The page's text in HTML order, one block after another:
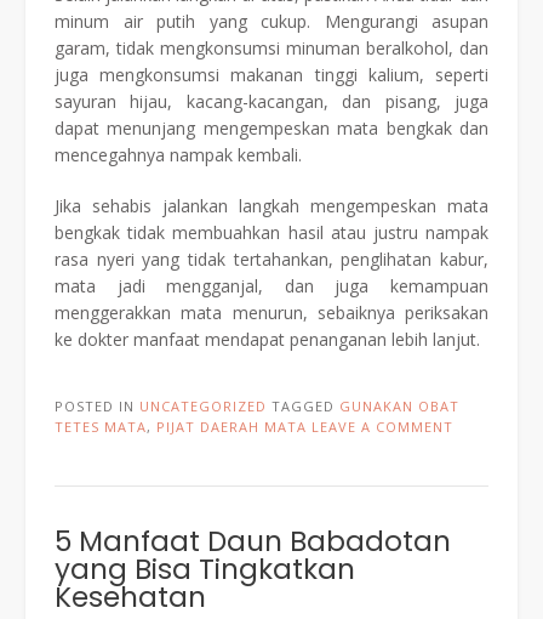
minum air putih yang cukup. Mengurangi asupan
garam, tidak mengkonsumsi minuman beralkohol, dan
juga mengkonsumsi makanan tinggi kalium, seperti
sayuran hijau, kacang-kacangan, dan pisang, juga
dapat menunjang mengempeskan mata bengkak dan
mencegahnya nampak kembali.
Jika sehabis jalankan langkah mengempeskan mata
bengkak tidak membuahkan hasil atau justru nampak
rasa nyeri yang tidak tertahankan, penglihatan kabur,
mata jadi mengganjal, dan juga kemampuan
menggerakkan mata menurun, sebaiknya periksakan
ke dokter manfaat mendapat penanganan lebih lanjut.
POSTED IN UNCATEGORIZED TAGGED GUNAKAN OBAT
TETES MATA, PIJAT DAERAH MATA LEAVE A COMMENT
5 Manfaat Daun Babadotan
yang Bisa Tingkatkan
Kesehatan